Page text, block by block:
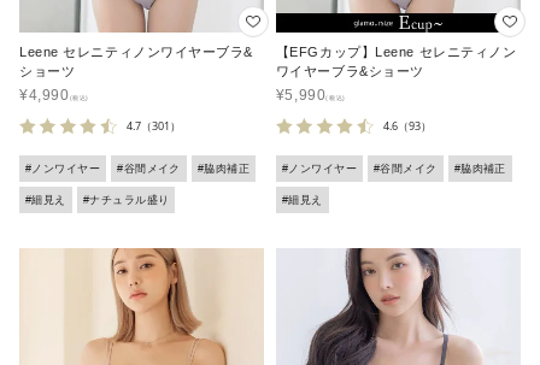
Leene セレニティノンワイヤーブラ&
ショーツ
¥4,990
4.7 （301）
#ノンワイヤー #谷間メイク #脇肉補正
#細見え #ナチュラル盛り
【EFGカップ】Leene セレニティノン
ワイヤーブラ&ショーツ
¥5,990
4.6（93）
#ノンワイヤー #谷間メイク #脇肉補正
#細見え